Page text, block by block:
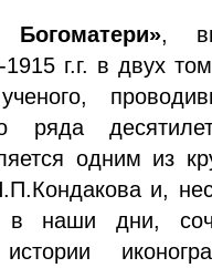
Богоматери»,
г.г. в двух
ряда
одним из
и,
наши дни,